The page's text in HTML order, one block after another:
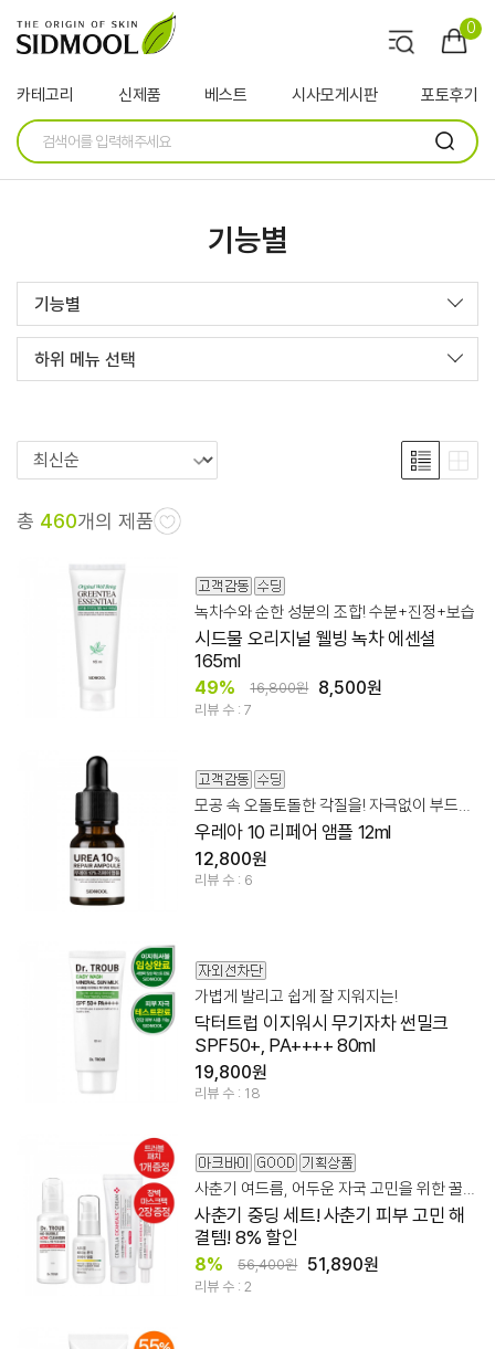
0
카테고리 신제품 베스트 시사모게시판 포토후기
기능별
기능별
하위 메뉴 선택
총 460개의 제품
녹차수와 순한 성분의 조합! 수분+진정+보습
시드물 오리지널 웰빙 녹차 에센셜
165ml
49% 16,800원 8,500원
리뷰 수 : 7
우레아 10 리페어 앰플 12ml
12,800원
리뷰 수 : 6
가볍게 발리고 쉽게 잘 지워지는!
닥터트럽 이지워시 무기자차 썬밀크
SPF50+, PA++++ 80ml
19,800원
리뷰 수 : 18
사춘기 여드름, 어두운 자국 고민을 위한 꿀팁 세트
사춘기 중딩 세트! 사춘기 피부 고민 해
결템! 8% 할인
8% 56,400원 51,890원
리뷰 수 : 2